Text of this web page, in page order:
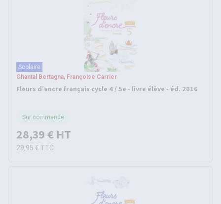
Scolaire
Chantal Bertagna, Françoise Carrier
Fleurs d'encre français cycle 4 / 5e - livre élève - éd. 2016
Sur commande
28,39 € HT
29,95 € TTC